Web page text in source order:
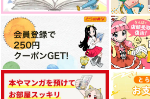
ROBIN’S BOOTCAM
虹色モンブラン
472円（税込）
バルス・ロビン
蒼桜の綴る刻
星屑のkaleidoscope
1,320円（税込）
山姥切長義×女審神者